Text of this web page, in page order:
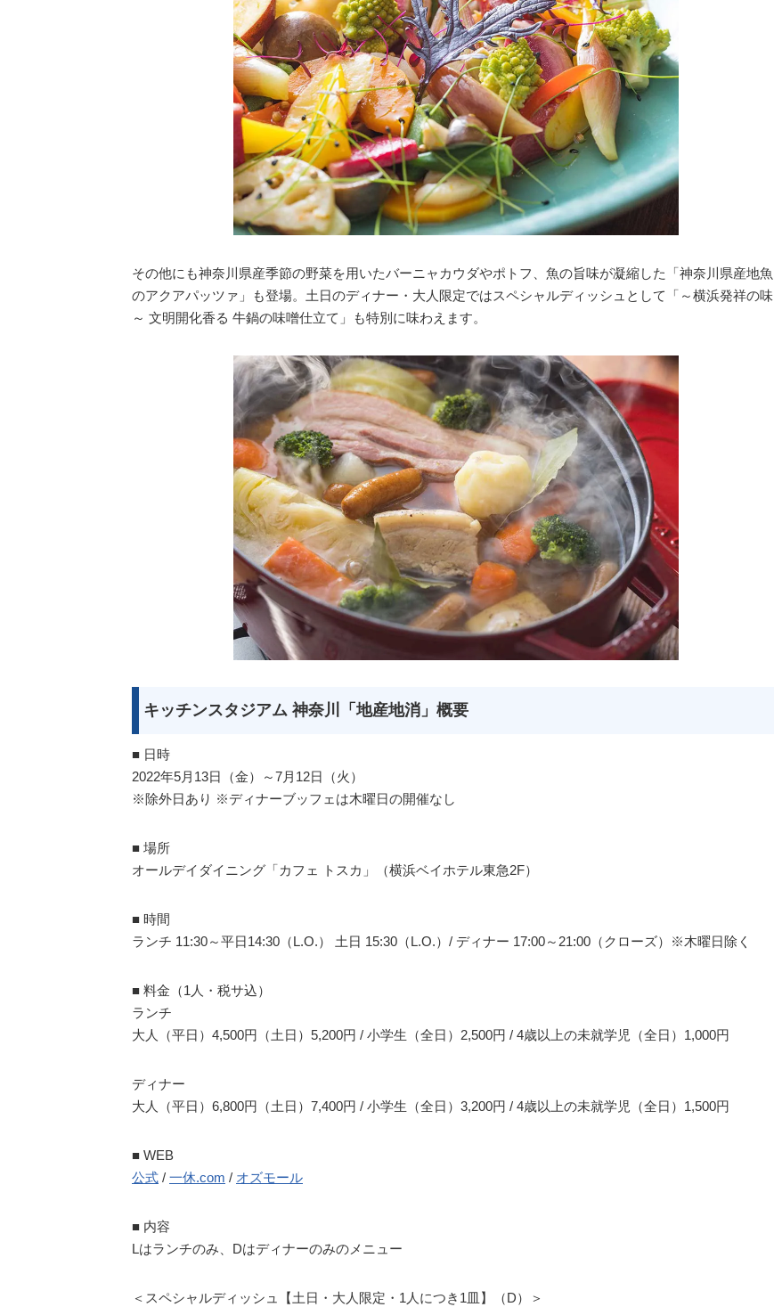
その他にも神奈川県産季節の野菜を用いたバーニャカウダやポトフ、魚の旨味が凝縮した「神奈川県産地魚
のアクアパッツァ」も登場。土日のディナー・大人限定ではスペシャルディッシュとして「～横浜発祥の味
～ 文明開化香る 牛鍋の味噌仕立て」も特別に味わえます。
キッチンスタジアム 神奈川「地産地消」概要
■ 日時
2022年5月13日（金）～7月12日（火）
※除外日あり ※ディナーブッフェは木曜日の開催なし
■ 場所
オールデイダイニング「カフェ トスカ」（横浜ベイホテル東急2F）
■ 時間
ランチ 11:30～平日14:30（L.O.） 土日 15:30（L.O.）/ ディナー 17:00～21:00（クローズ）※木曜日除く
■ 料金（1人・税サ込）
ランチ
大人（平日）4,500円（土日）5,200円 / 小学生（全日）2,500円 / 4歳以上の未就学児（全日）1,000円
ディナー
大人（平日）6,800円（土日）7,400円 / 小学生（全日）3,200円 / 4歳以上の未就学児（全日）1,500円
■ WEB
公式 / 一休.com / オズモール
■ 内容
Lはランチのみ、Dはディナーのみのメニュー
＜スペシャルディッシュ【土日・大人限定・1人につき1皿】（D）＞